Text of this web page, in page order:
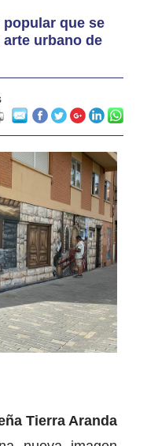
que se
urbano de
Tierra Aranda